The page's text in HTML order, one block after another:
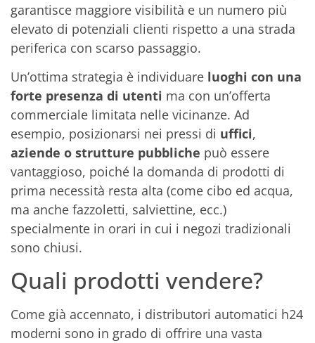
garantisce maggiore visibilità e un numero più
elevato di potenziali clienti rispetto a una strada
periferica con scarso passaggio.
Un’ottima strategia è individuare luoghi con una
forte presenza di utenti ma con un’offerta
commerciale limitata nelle vicinanze. Ad
esempio, posizionarsi nei pressi di uffici,
aziende o strutture pubbliche può essere
vantaggioso, poiché la domanda di prodotti di
prima necessità resta alta (come cibo ed acqua,
ma anche fazzoletti, salviettine, ecc.)
specialmente in orari in cui i negozi tradizionali
sono chiusi.
Quali prodotti vendere?
Come già accennato, i distributori automatici h24
moderni sono in grado di offrire una vasta